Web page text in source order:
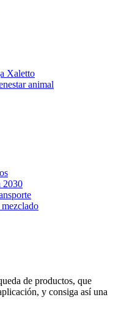
Xaletto
animal
2030
de productos, que
y consiga así una